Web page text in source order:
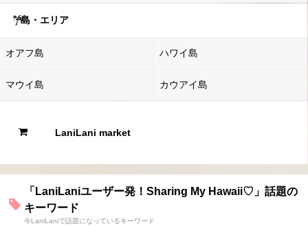
島・エリア
オアフ島 ハワイ島
マウイ島 カウアイ島
LaniLani market
「LaniLaniユーザー発！Sharing My Hawaii♡」話題の
キーワード
今LaniLaniで話題になっているキーワード